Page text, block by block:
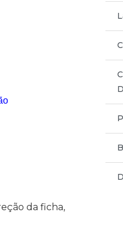
da ficha,